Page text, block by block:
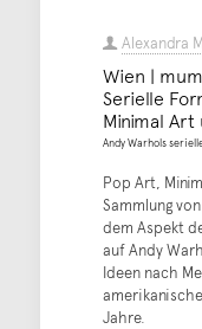
Alexandra
Wien |
Serielle
Minimal
Andy Warhols
Pop Art,
Sammlung
dem Aspekt
auf Andy
Ideen nach
Jahre.